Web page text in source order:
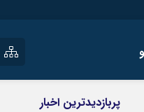
راه اندازی سایت و
سایت های خبری و
پربازدیدترین اخبار